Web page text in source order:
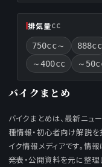
排気量CC
750cc～ 888cc
～400cc
～
バイクまとめ
バイクまとめは、最新ニュー
種情報・初心者向け解説を
イク情報メディアです。情
発表・公開資料を元に整理